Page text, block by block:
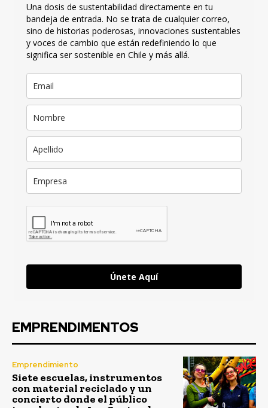
Una dosis de sustentabilidad directamente en tu
bandeja de entrada. No se trata de cualquier correo,
sino de historias poderosas, innovaciones sustentables
y voces de cambio que están redefiniendo lo que
significa ser sostenible en Chile y más allá.
Únete Aquí
EMPRENDIMENTOS
Emprendimiento
Siete escuelas, instrumentos
con material reciclado y un
concierto donde el público